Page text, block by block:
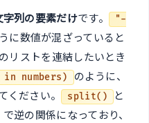
字列の要素だけです。
"-
に数値が混ざっていると
リストを連結したいとき
numbers)
のように、
ください。 split() と
逆の関係になっており、